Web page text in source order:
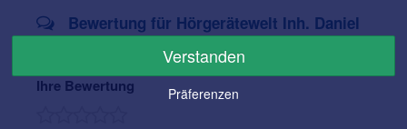
Bewertung für Hörgerätewelt Inh. Daniel
Ihre Bewertung
Verstanden
Präferenzen